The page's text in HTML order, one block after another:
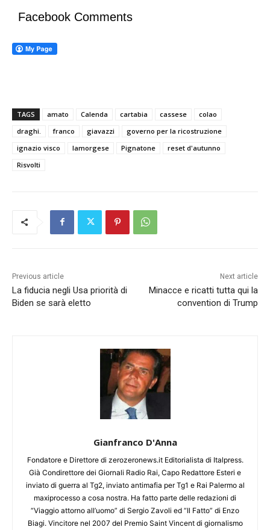
Facebook Comments
TAGS amato Calenda cartabia cassese
colao
draghi.
franco giavazzi
governo per la ricostruzione
ignazio visco
lamorgese Pignatone
reset d'autunno
Risvolti
Previous article
La fiducia negli Usa priorità di
Biden se sarà eletto
Next article
Minacce e ricatti tutta qui la
convention di Trump
Gianfranco D'Anna
Fondatore e Direttore di zerozeronews.it Editorialista di Italpress.
Già Condirettore dei Giornali Radio Rai, Capo Redattore Esteri e
inviato di guerra al Tg2, inviato antimafia per Tg1 e Rai Palermo al
maxiprocesso a cosa nostra. Ha fatto parte delle redazioni di
“Viaggio attorno all’uomo” di Sergio Zavoli ed “Il Fatto” di Enzo
Biagi. Vincitore nel 2007 del Premio Saint Vincent di giornalismo